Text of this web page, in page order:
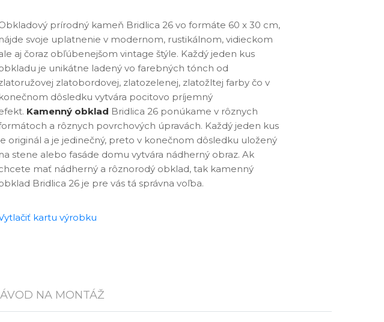
prírodný kameň Bridlica 26 vo formáte 60 x 30 cm,
nájde svoje uplatnenie v modernom, rustikálnom, vidieckom
aj čoraz obľúbenejšom vintage štýle. Každý jeden kus
je unikátne ladený vo farebných tónch od
zlatobordovej, zlatozelenej, zlatožltej farby čo v
konečnom dôsledku vytvára pocitovo príjemný
Kamenný obklad Bridlica 26 ponúkame v rôznych
a rôznych povrchových úpravách. Každý jeden kus
originál a je jedinečný, preto v konečnom dôsledku uložený
na stene alebo fasáde domu vytvára nádherný obraz. Ak
mať nádherný a rôznorodý obklad, tak kamenný
Bridlica 26 je pre vás tá správna voľba.
kartu výrobku
NA MONTÁŽ